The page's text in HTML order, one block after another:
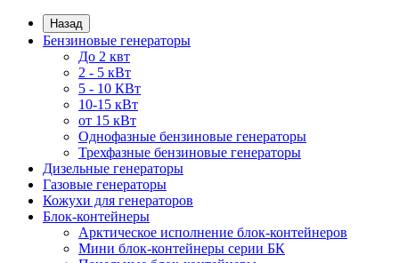
Назад
Бензиновые генераторы
До 2 квт
2 - 5 кВт
5 - 10 КВт
10-15 кВт
от 15 кВт
Однофазные бензиновые генераторы
Трехфазные бензиновые генераторы
Дизельные генераторы
Газовые генераторы
Кожухи для генераторов
Блок-контейнеры
Арктическое исполнение блок-контейнеров
Мини блок-контейнеры серии БК